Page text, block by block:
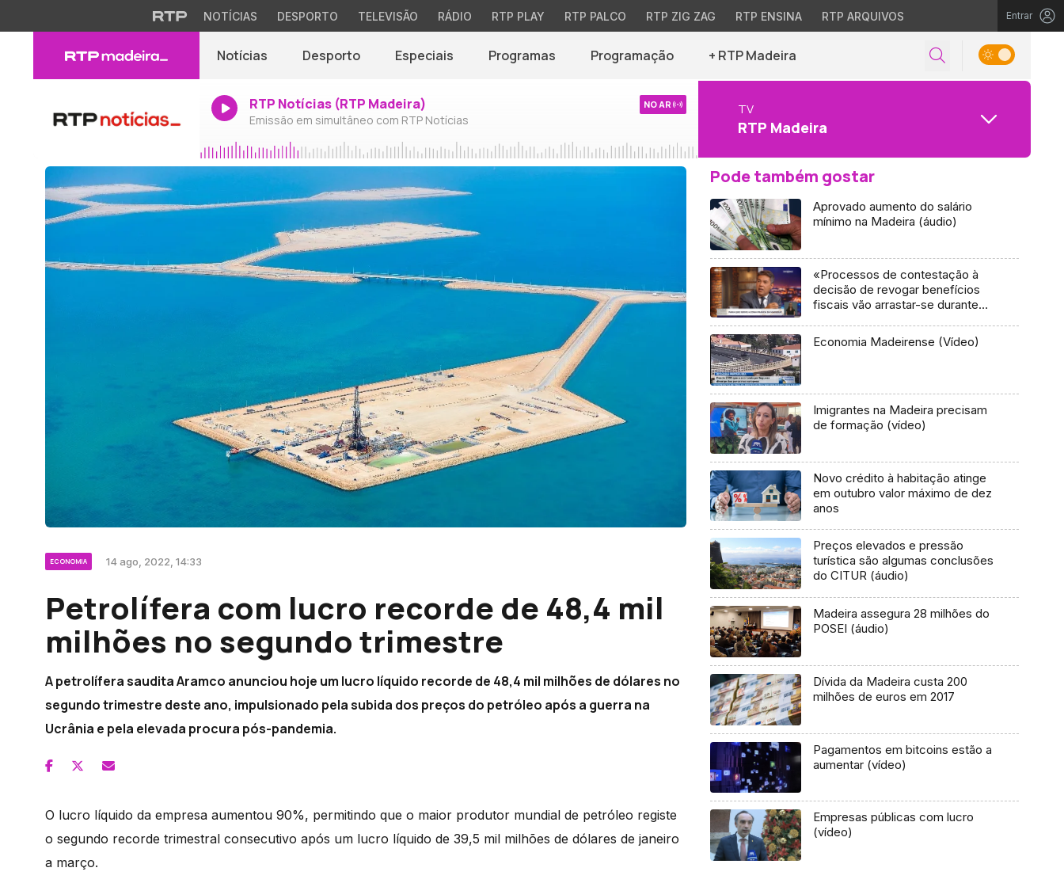
NOTÍCIAS DESPORTO TELEVISÃO RÁDIO RTP PLAY RTP PALCO RTP ZIG ZAG RTP ENSINA RTP ARQUIVOS Entrar
Notícias Desporto Especiais Programas Programação + RTP Madeira
RTP Notícias (RTP Madeira)
Emissão em simultâneo com RTP Notícias
NO AR TV
RTP Madeira
ECONOMIA 14 ago, 2022, 14:33
Petrolífera com lucro recorde de 48,4 mil
milhões no segundo trimestre
A petrolífera saudita Aramco anunciou hoje um lucro líquido recorde de 48,4 mil milhões de dólares no
segundo trimestre deste ano, impulsionado pela subida dos preços do petróleo após a guerra na
Ucrânia e pela elevada procura pós-pandemia.
O lucro líquido da empresa aumentou 90%, permitindo que o maior produtor mundial de petróleo registe
o segundo recorde trimestral consecutivo após um lucro líquido de 39,5 mil milhões de dólares de janeiro
a março.
Pode também gostar
Aprovado aumento do salário
mínimo na Madeira (áudio)
«Processos de contestação à
decisão de revogar benefícios
fiscais vão arrastar-se durante
Economia Madeirense (Vídeo)
Imigrantes na Madeira precisam
de formação (vídeo)
Novo crédito à habitação atinge
em outubro valor máximo de dez
anos
Preços elevados e pressão
turística são algumas conclusões
do CITUR (áudio)
Madeira assegura 28 milhões do
POSEI (áudio)
Dívida da Madeira custa 200
milhões de euros em 2017
Pagamentos em bitcoins estão a
aumentar (vídeo)
Empresas públicas com lucro
(vídeo)